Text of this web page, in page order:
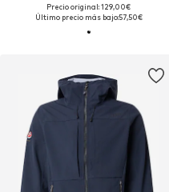
Precio original: 129,00€
Último precio más bajo:57,50€